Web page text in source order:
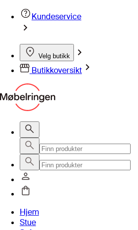
Kundeservice
Velg butikk
Butikkoversikt
Hjem
Stue